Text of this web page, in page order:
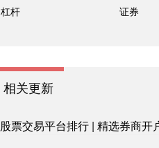
杠杆 证券
相关更新
股票交易平台排行 | 精选券商开